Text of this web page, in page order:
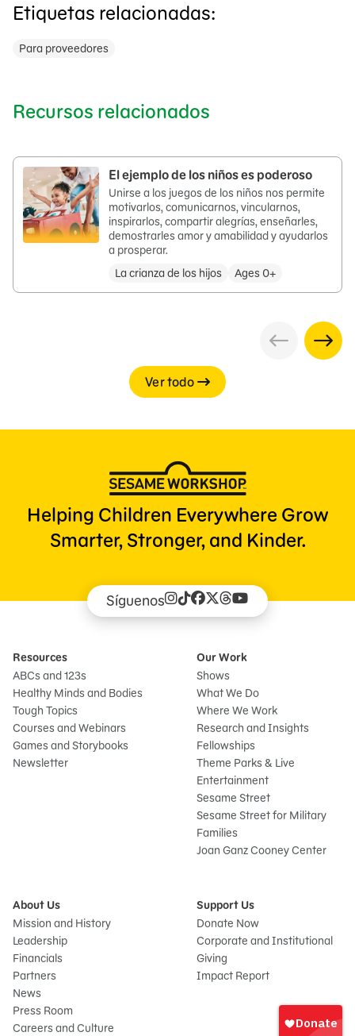
Etiquetas relacionadas:
Para proveedores
Recursos relacionados
El ejemplo de los niños es poderoso
Unirse a los juegos de los niños nos permite
motivarlos, comunicarnos, vincularnos,
inspirarlos, compartir alegrías, enseñarles,
demostrarles amor y amabilidad y ayudarlos
a prosperar.
La crianza de los hijos
Ages 0+
Ver todo
Helping Children Everywhere Grow
Smarter, Stronger, and Kinder.
Síguenos
Resources
ABCs and 123s
Healthy Minds and Bodies
Tough Topics
Courses and Webinars
Games and Storybooks
Newsletter
Our Work
Shows
What We Do
Where We Work
Research and Insights
Fellowships
Theme Parks & Live
Entertainment
Sesame Street
Sesame Street for Military
Families
Joan Ganz Cooney Center
About Us
Mission and History
Leadership
Financials
Partners
News
Press Room
Careers and Culture
Support Us
Donate Now
Corporate and Institutional
Giving
Impact Report